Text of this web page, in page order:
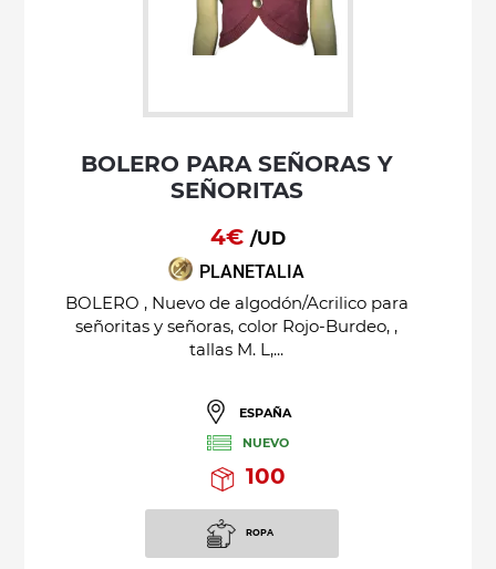
BOLERO PARA SEÑORAS Y
SEÑORITAS
4€ /UD
PLANETALIA
BOLERO , Nuevo de algodón/Acrilico para
señoritas y señoras, color Rojo-Burdeo, ,
tallas M. L,...
ESPAÑA
NUEVO
100
ROPA